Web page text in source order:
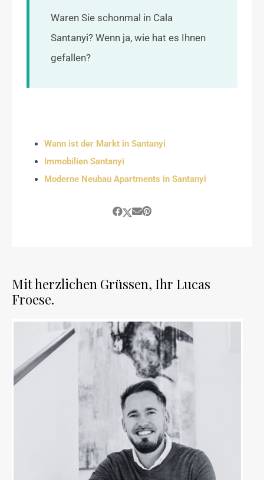
Waren Sie schonmal in Cala
Santanyi? Wenn ja, wie hat es Ihnen
gefallen?
Wann ist der Markt in Santanyi
Immobilien Santanyi
Moderne Neubau Apartments in Santanyi
Mit herzlichen Grüssen, Ihr Lucas
Froese.